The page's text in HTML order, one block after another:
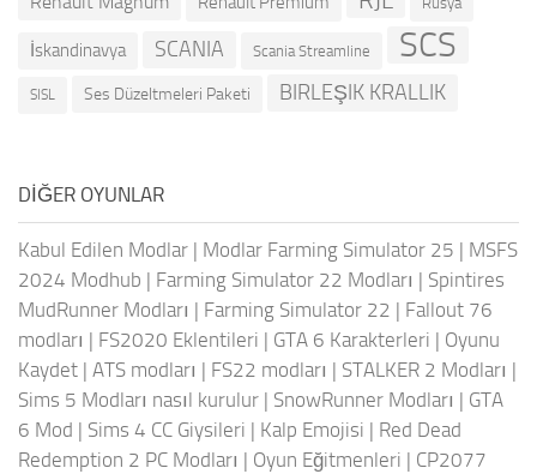
İskandinavya SCANIA Scania Streamline SCS
SISL Ses Düzeltmeleri Paketi BIRLEŞIK KRALLIK
DIĞER OYUNLAR
Kabul Edilen Modlar | Modlar Farming Simulator 25 | MSFS
2024 Modhub | Farming Simulator 22 Modları | Spintires
MudRunner Modları | Farming Simulator 22 | Fallout 76
modları | FS2020 Eklentileri | GTA 6 Karakterleri | Oyunu
Kaydet | ATS modları | FS22 modları | STALKER 2 Modları |
Sims 5 Modları nasıl kurulur | SnowRunner Modları | GTA
6 Mod | Sims 4 CC Giysileri | Kalp Emojisi | Red Dead
Redemption 2 PC Modları | Oyun Eğitmenleri | CP2077